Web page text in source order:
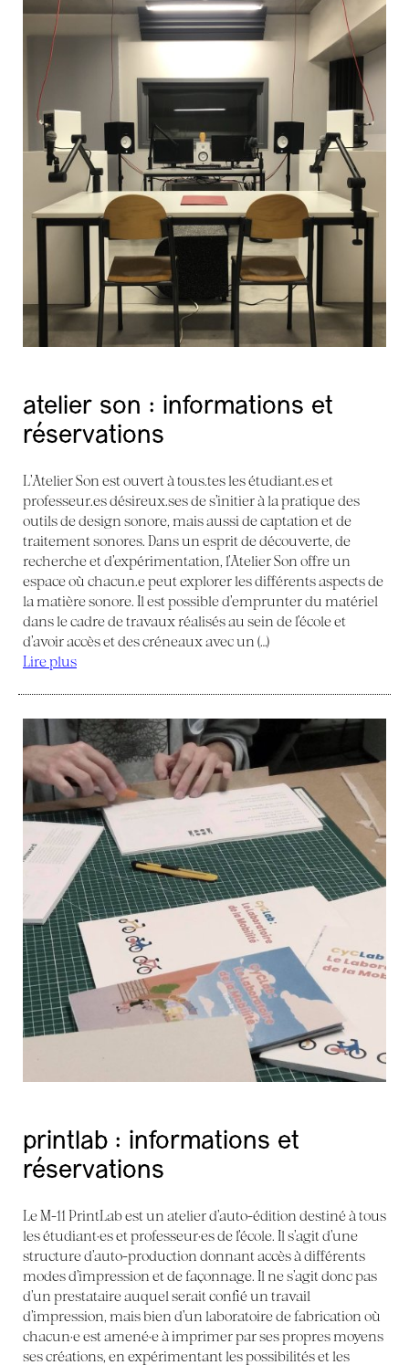
atelier son : informations et
réservations
L’Atelier Son est ouvert à tous.tes les étudiant.es et
professeur.es désireux.ses de s’initier à la pratique des
outils de design sonore, mais aussi de captation et de
traitement sonores. Dans un esprit de découverte, de
recherche et d’expérimentation, l’Atelier Son offre un
espace où chacun.e peut explorer les différents aspects de
la matière sonore. Il est possible d’emprunter du matériel
dans le cadre de travaux réalisés au sein de l’école et
d’avoir accès et des créneaux avec un (…)
Lire plus
printlab : informations et
réservations
Le M-11 PrintLab est un atelier d’auto-édition destiné à tous
les étudiant·es et professeur·es de l’école. Il s’agit d’une
structure d’auto-production donnant accès à différents
modes d’impression et de façonnage. Il ne s’agit donc pas
d’un prestataire auquel serait confié un travail
d’impression, mais bien d’un laboratoire de fabrication où
chacun·e est amené·e à imprimer par ses propres moyens
ses créations, en expérimentant les possibilités et les